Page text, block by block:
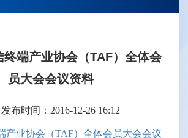
终端产业协会（TAF）全体会
员大会会议资料
发布时间：2016-12-26 16:12
产业协会（TAF）全体会员大会会议